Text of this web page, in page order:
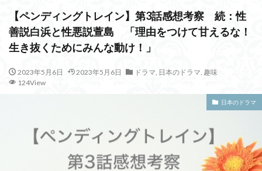
【ペンディングトレイン】第3話感想考察 続：性
善説白浜と性悪説萱島 「理由をつけて甘えるな！
生き抜くためにみんな動け！」
2023年5月6日 2023年5月6日 ドラマ, 日本のドラマ, 趣味
124View
日本のドラマ